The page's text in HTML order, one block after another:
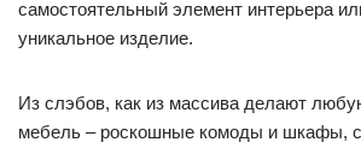
самостоятельный элемент интерьера
уникальное изделие.
Из слэбов, как из массива делают
мебель – роскошные комоды и шкафы,